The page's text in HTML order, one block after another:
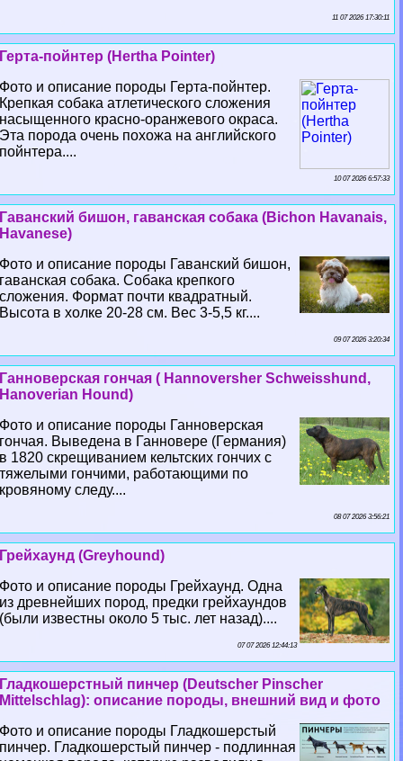
11 07 2026 17:30:11
Герта-пойнтер (Hertha Pointer)
Фото и описание породы Герта-пойнтер.
Крепкая собака атлетического сложения
насыщенного красно-оранжевого окраса.
Эта порода очень похожа на английского
пойнтера....
10 07 2026 6:57:33
Гаванский бишон, гаванская собака (Bichon Havanais,
Havanese)
Фото и описание породы Гаванский бишон,
гаванская собака. Собака крепкого
сложения. Формат почти квадратный.
Высота в холке 20-28 см. Вес 3-5,5 кг....
09 07 2026 3:20:34
Ганноверская гончая ( Hannoversher Schweisshund,
Hanoverian Hound)
Фото и описание породы Ганноверская
гончая. Выведена в Ганновере (Германия)
в 1820 скрещиванием кельтских гончих с
тяжелыми гончими, работающими по
кровяному следу....
08 07 2026 3:56:21
Грейхаунд (Greyhound)
Фото и описание породы Грейхаунд. Одна
из древнейших пород, предки грейхаундов
(были известны около 5 тыс. лет назад)....
07 07 2026 12:44:13
Гладкошерстный пинчер (Deutscher Pinscher
Mittelschlag): описание породы, внешний вид и фото
Фото и описание породы Гладкошерстый
пинчер. Гладкошерстый пинчер - подлинная